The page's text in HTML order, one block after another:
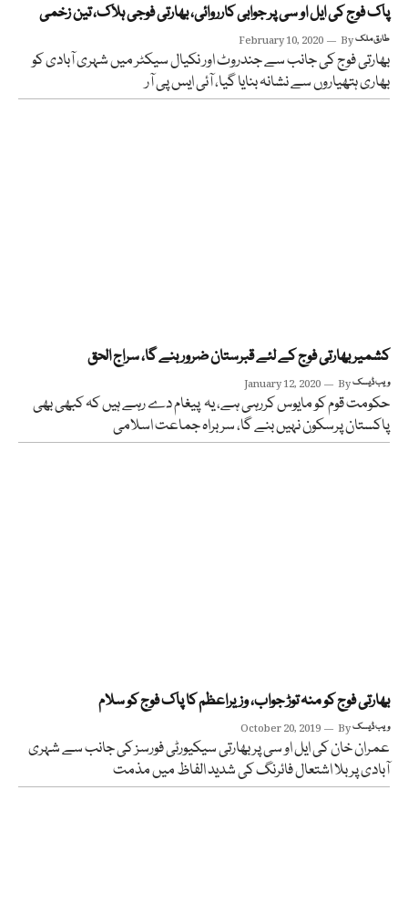
پاک فوج کی ایل او سی پر جوابی کارروائی، بھارتی فوجی ہلاک، تین زخمی
February 10, 2020 Byطارق ملک
بھارتی فوج کی جانب سے جندروٹ اور نکیال سیکٹر میں شہری آبادی کو
بھاری ہتھیاروں سے نشانہ بنایا گیا، آئی ایس پی آر
کشمیر بھارتی فوج کے لئے قبرستان ضرور بنے گا، سراج الحق
January 12, 2020 Byویب ڈیسک
حکومت قوم کو مایوس کررہی ہے، یہ پیغام دے رہے ہیں کہ کبھی بھی
پاکستان پرسکون نہیں بنے گا، سربراہ جماعت اسلامی
بھارتی فوج کو منہ توڑ جواب، وزیراعظم کا پاک فوج کو سلام
October 20, 2019 Byویب ڈیسک
عمران خان کی ایل او سی پر بھارتی سیکیورٹی فورسز کی جانب سے شہری
آبادی پر بلا اشتعال فائرنگ کی شدید الفاظ میں مذمت